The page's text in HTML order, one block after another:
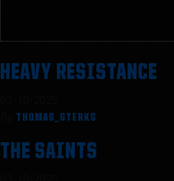
HEAVY RESISTANCE
THOMAS_STERKS
THE SAINTS